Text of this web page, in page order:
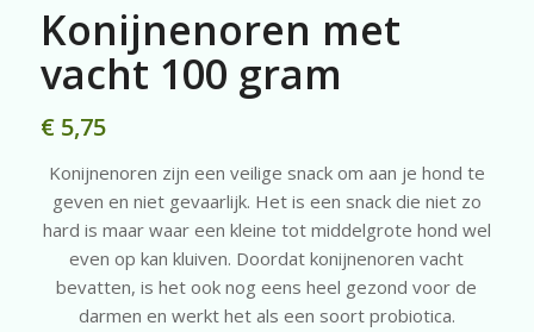
Konijnenoren met
vacht 100 gram
€5,75
Konijnenoren zijn een veilige snack om aan je hond te
geven en niet gevaarlijk. Het is een snack die niet zo
hard is maar waar een kleine tot middelgrote hond wel
even op kan kluiven. Doordat konijnenoren vacht
bevatten, is het ook nog eens heel gezond voor de
darmen en werkt het als een soort probiotica.